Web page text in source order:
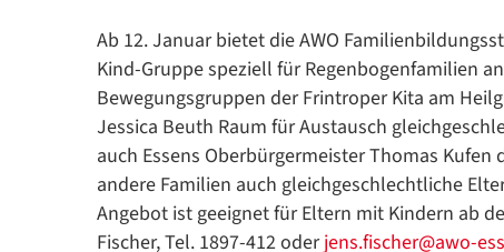
Ab 12. Januar bietet die AWO
Kind-Gruppe speziell für Regenbogenfamilien
Bewegungsgruppen der Frintroper Kita am
Jessica Beuth Raum für Austausch
auch Essens Oberbürgermeister Thomas
andere Familien auch gleichgeschlechtliche
Angebot ist geeignet für Eltern mit Kindern ab
Fischer, Tel. 1897-412 oderjens.fischer@awo-